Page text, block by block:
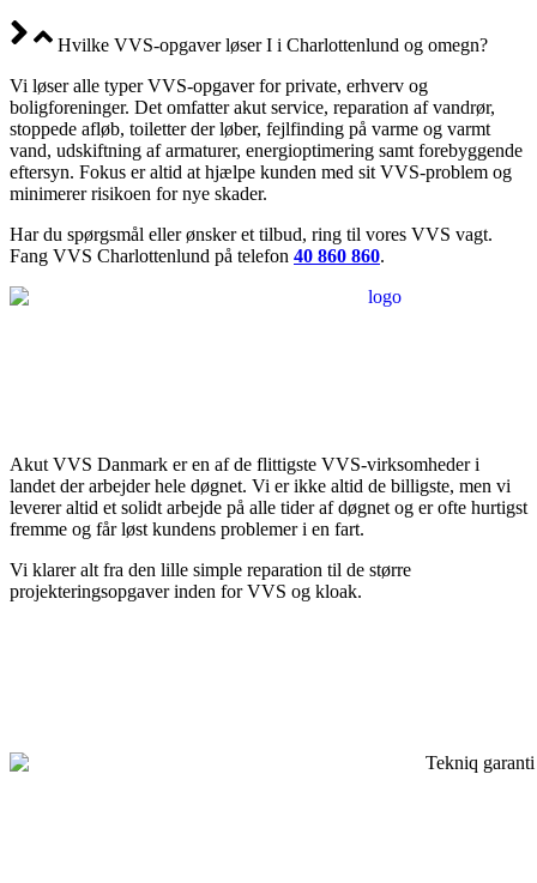
Hvilke VVS-opgaver løser I i Charlottenlund og omegn?
Vi løser alle typer VVS-opgaver for private, erhverv og
boligforeninger. Det omfatter akut service, reparation af vandrør,
stoppede afløb, toiletter der løber, fejlfinding på varme og varmt
vand, udskiftning af armaturer, energioptimering samt forebyggende
eftersyn. Fokus er altid at hjælpe kunden med sit VVS-problem og
minimerer risikoen for nye skader.
Har du spørgsmål eller ønsker et tilbud, ring til vores VVS vagt.
Fang VVS Charlottenlund på telefon 40 860 860.
Akut VVS Danmark er en af de flittigste VVS-virksomheder i
landet der arbejder hele døgnet. Vi er ikke altid de billigste, men vi
leverer altid et solidt arbejde på alle tider af døgnet og er ofte hurtigst
fremme og får løst kundens problemer i en fart.
Vi klarer alt fra den lille simple reparation til de større
projekteringsopgaver inden for VVS og kloak.